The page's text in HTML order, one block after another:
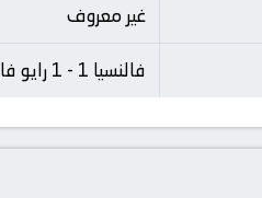
غير معروف
فالنسيا 1 - 1 رايو فاييكانو